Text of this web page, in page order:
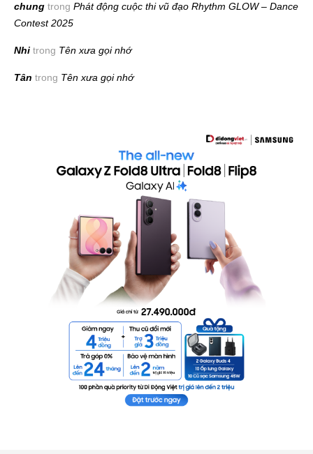
chung trong Phát động cuộc thi vũ đạo Rhythm GLOW – Dance
Contest 2025
Nhi trong Tên xưa gọi nhớ
Tân trong Tên xưa gọi nhớ